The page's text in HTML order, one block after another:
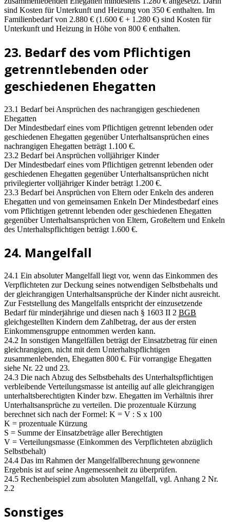
sind Kosten für Unterkunft und Heizung von 350 € enthalten. Im
Familienbedarf von 2.880 € (1.600 € + 1.280 €) sind Kosten für
Unterkunft und Heizung in Höhe von 800 € enthalten.
23. Bedarf des vom Pflichtigen
getrenntlebenden oder
geschiedenen Ehegatten
23.1 Bedarf bei Ansprüchen des nachrangigen geschiedenen
Ehegatten
Der Mindestbedarf eines vom Pflichtigen getrennt lebenden oder
geschiedenen Ehegatten gegenüber Unterhaltsansprüchen eines
nachrangigen Ehegatten beträgt 1.100 €.
23.2 Bedarf bei Ansprüchen volljähriger Kinder
Der Mindestbedarf eines vom Pflichtigen getrennt lebenden oder
geschiedenen Ehegatten gegenüber Unterhaltsansprüchen nicht
privilegierter volljähriger Kinder beträgt 1.200 €.
23.3 Bedarf bei Ansprüchen von Eltern oder Enkeln des anderen
Ehegatten und von gemeinsamen Enkeln Der Mindestbedarf eines
vom Pflichtigen getrennt lebenden oder geschiedenen Ehegatten
gegenüber Unterhaltsansprüchen von Eltern, Großeltern und Enkeln
des Unterhaltspflichtigen beträgt 1.600 €.
24. Mangelfall
24.1 Ein absoluter Mangelfall liegt vor, wenn das Einkommen des
Verpflichteten zur Deckung seines notwendigen Selbstbehalts und
der gleichrangigen Unterhaltsansprüche der Kinder nicht ausreicht.
Zur Feststellung des Mangelfalls entspricht der einzusetzende
Bedarf für minderjährige und diesen nach § 1603 II 2 BGB
gleichgestellten Kindern dem Zahlbetrag, der aus der ersten
Einkommensgruppe entnommen werden kann.
24.2 In sonstigen Mangelfällen beträgt der Einsatzbetrag für einen
gleichrangigen, nicht mit dem Unterhaltspflichtigen
zusammenlebenden, Ehegatten 800 €. Für vorrangige Ehegatten
siehe Nr. 22 und 23.
24.3 Die nach Abzug des Selbstbehalts des Unterhaltspflichtigen
verbleibende Verteilungsmasse ist anteilig auf alle gleichrangigen
unterhaltsberechtigten Kinder bzw. Ehegatten im Verhältnis ihrer
Unterhaltsansprüche zu verteilen. Die prozentuale Kürzung
berechnet sich nach der Formel: K = V : S x 100
K = prozentuale Kürzung
S = Summe der Einsatzbeträge aller Berechtigten
V = Verteilungsmasse (Einkommen des Verpflichteten abzüglich
Selbstbehalt)
24.4 Das im Rahmen der Mangelfallberechnung gewonnene
Ergebnis ist auf seine Angemessenheit zu überprüfen.
24.5 Rechenbeispiel zum absoluten Mangelfall, vgl. Anhang 2 Nr.
2.2
Sonstiges